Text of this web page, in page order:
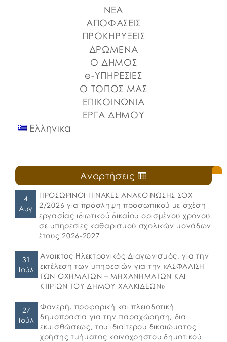
Μητρόπολη Χαλκίδος, Ιστιαίας και Βορείων
Σποράδων, με την υποστήριξη της Περιφέρειας
Στερεάς Ελλάδας και του Ο.Π.Α.ΣΤ.Ε, του Οργανισμού
Λιμένων Ν. Εύβοιας και του Επιμελητηρίου Εύβοιας.
⚓️Η επίσημη έναρξη πραγματοποιήθηκε με την
ΝΕΑ
ΑΠΟΦΑΣΕΙΣ
ΠΡΟΚΗΡΥΞΕΙΣ
ΔΡΩΜΕΝΑ
Ο ΔΗΜΟΣ
e-ΥΠΗΡΕΣΙΕΣ
Ο ΤΟΠΟΣ ΜΑΣ
ΕΠΙΚΟΙΝΩΝΙΑ
ΕΡΓΑ ΔΗΜΟΥ
Ελληνικα
Αναρτήσεις
4
Αυγ
ΠΡΟΣΩΡΙΝΟΙ ΠΙΝΑΚΕΣ ΑΝΑΚΟΙΝΩΣΗΣ ΣΟΧ
2/2026 για πρόσληψη προσωπικού με σχέση
εργασίας ιδιωτικού δικαίου ορισμένου χρόνου
σε υπηρεσίες καθαρισμού σχολικών μονάδων
έτους 2026-2027
31
Ιούλ
Ανοικτός Ηλεκτρονικός Διαγωνισμός, για την
εκτέλεση των υπηρεσιών για την «ΑΣΦΑΛΙΣΗ
ΤΩΝ ΟΧΗΜΑΤΩΝ – ΜΗΧΑΝΗΜΑΤΩΝ ΚΑΙ
ΚΤΙΡΙΩΝ ΤΟΥ ΔΗΜΟΥ ΧΑΛΚΙΔΕΩΝ»
27
Ιούλ
Φανερή, προφορική και πλειοδοτική
δημοπρασία για την παραχώρηση, δια
εκμισθώσεως, του ιδιαίτερου δικαιώματος
χρήσης τμήματος κοινόχρηστου δημοτικού